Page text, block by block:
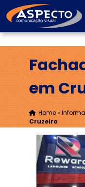
em
Home»
Cruzeiro